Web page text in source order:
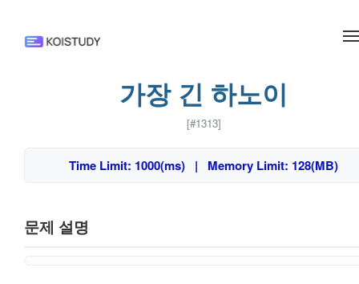
가장 긴 하노이
[#1313]
Time Limit: 1000(ms) | Memory Limit: 128(MB)
문제 설명